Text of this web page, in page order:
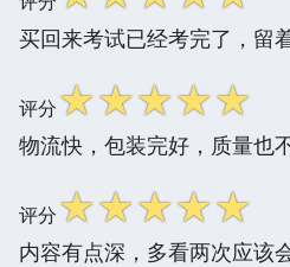
买回来考试已经考完了，留
评分☆☆☆☆☆
物流快，包装完好，质量也
评分☆☆☆☆☆
内容有点深，多看两次应该